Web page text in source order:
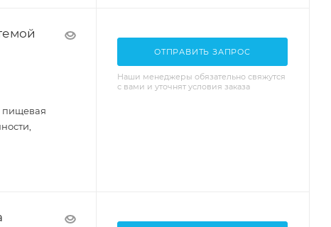
пищевая
ОТПРАВИТЬ ЗАПРОС
Наши менеджеры обязательно свяжутся
с вами и уточнят условия заказа